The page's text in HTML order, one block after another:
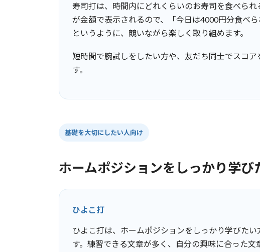
寿司打は、時間内にどれくらいのお寿司を食べら
が金額で表示されるので、「今日は4000円分食べ
というように、競いながら楽しく取り組めます。
短時間で腕試しをしたい方や、友だち同士でスコ
す。
基礎を大切にしたい人向け
ホームポジションをしっかり学び
ひよこ打
ひよこ打は、ホームポジションをしっかり学びた
す。練習できる文章が多く、自分の興味に合った